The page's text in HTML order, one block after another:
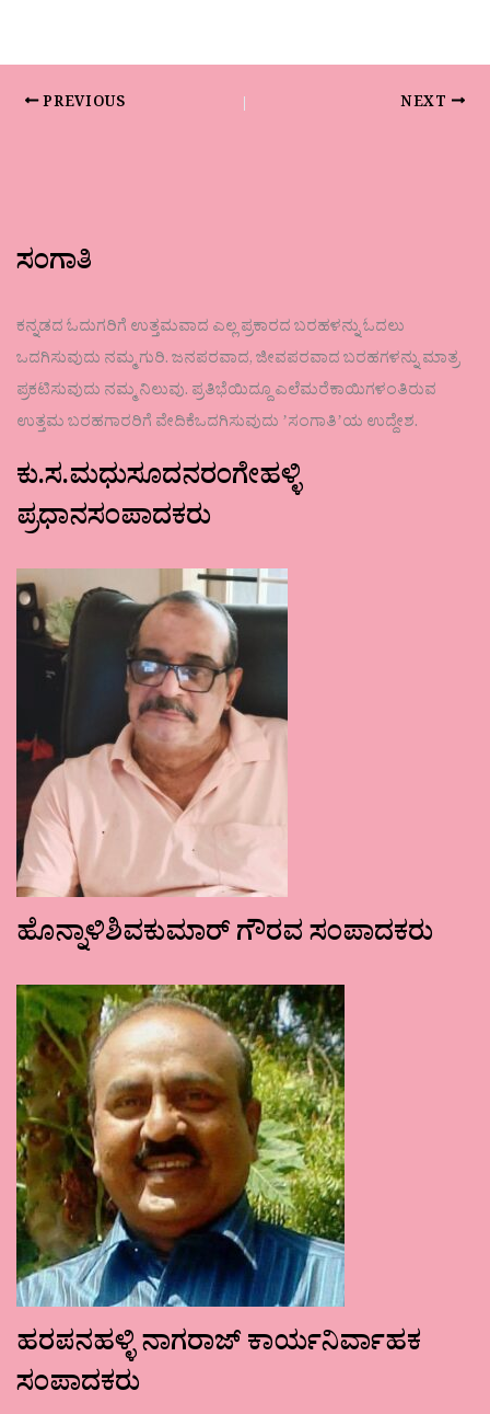
PREVIOUS NEXT
ಸಂಗಾತಿ
ಕನ್ನಡದ ಓದುಗರಿಗೆ ಉತ್ತಮವಾದ ಎಲ್ಲ ಪ್ರಕಾರದ ಬರಹಳನ್ನು ಓದಲು
ಒದಗಿಸುವುದು ನಮ್ಮ ಗುರಿ. ಜನಪರವಾದ, ಜೀವಪರವಾದ ಬರಹಗಳನ್ನು ಮಾತ್ರ
ಪ್ರಕಟಿಸುವುದು ನಮ್ಮ ನಿಲುವು. ಪ್ರತಿಭೆಯಿದ್ದೂ ಎಲೆಮರೆಕಾಯಿಗಳಂತಿರುವ
ಉತ್ತಮ ಬರಹಗಾರರಿಗೆ ವೇದಿಕೆಒದಗಿಸುವುದು ʼಸಂಗಾತಿʼಯ ಉದ್ದೇಶ.
ಕು.ಸ.ಮಧುಸೂದನರಂಗೇಹಳ್ಳಿ
ಪ್ರಧಾನಸಂಪಾದಕರು
ಹೊನ್ನಾಳಿಶಿವಕುಮಾರ್ ಗೌರವ ಸಂಪಾದಕರು
ಹರಪನಹಳ್ಳಿ ನಾಗರಾಜ್ ಕಾರ್ಯನಿರ್ವಾಹಕ
ಸಂಪಾದಕರು